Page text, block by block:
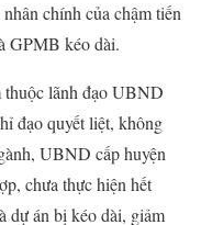
chính của chậm tiến
GPMB kéo dài.
thuộc lãnh đạo UBND
đạo quyết liệt, không
UBND cấp huyện
chưa thực hiện hết
dự án bị kéo dài, giảm